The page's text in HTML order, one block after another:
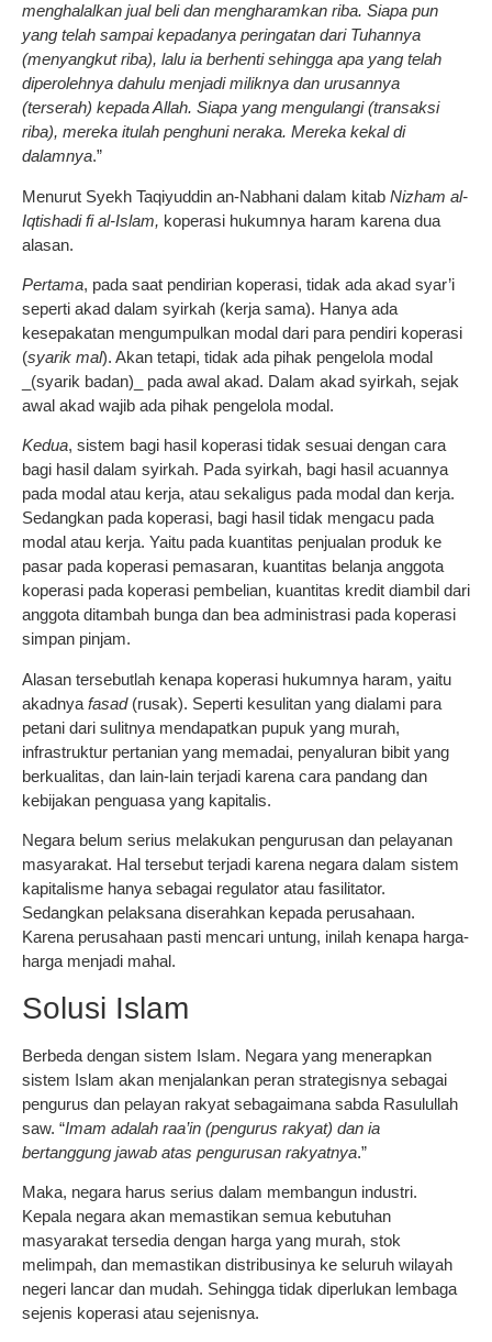
menghalalkan jual beli dan mengharamkan riba. Siapa pun
yang telah sampai kepadanya peringatan dari Tuhannya
(menyangkut riba), lalu ia berhenti sehingga apa yang telah
diperolehnya dahulu menjadi miliknya dan urusannya
(terserah) kepada Allah. Siapa yang mengulangi (transaksi
riba), mereka itulah penghuni neraka. Mereka kekal di
dalamnya.”
Menurut Syekh Taqiyuddin an-Nabhani dalam kitab Nizham al-
Iqtishadi fi al-Islam, koperasi hukumnya haram karena dua
alasan.
Pertama, pada saat pendirian koperasi, tidak ada akad syar’i
seperti akad dalam syirkah (kerja sama). Hanya ada
kesepakatan mengumpulkan modal dari para pendiri koperasi
(syarik mal). Akan tetapi, tidak ada pihak pengelola modal
_(syarik badan)_ pada awal akad. Dalam akad syirkah, sejak
awal akad wajib ada pihak pengelola modal.
Kedua, sistem bagi hasil koperasi tidak sesuai dengan cara
bagi hasil dalam syirkah. Pada syirkah, bagi hasil acuannya
pada modal atau kerja, atau sekaligus pada modal dan kerja.
Sedangkan pada koperasi, bagi hasil tidak mengacu pada
modal atau kerja. Yaitu pada kuantitas penjualan produk ke
pasar pada koperasi pemasaran, kuantitas belanja anggota
koperasi pada koperasi pembelian, kuantitas kredit diambil dari
anggota ditambah bunga dan bea administrasi pada koperasi
simpan pinjam.
Alasan tersebutlah kenapa koperasi hukumnya haram, yaitu
akadnya fasad (rusak). Seperti kesulitan yang dialami para
petani dari sulitnya mendapatkan pupuk yang murah,
infrastruktur pertanian yang memadai, penyaluran bibit yang
berkualitas, dan lain-lain terjadi karena cara pandang dan
kebijakan penguasa yang kapitalis.
Negara belum serius melakukan pengurusan dan pelayanan
masyarakat. Hal tersebut terjadi karena negara dalam sistem
kapitalisme hanya sebagai regulator atau fasilitator.
Sedangkan pelaksana diserahkan kepada perusahaan.
Karena perusahaan pasti mencari untung, inilah kenapa harga-
harga menjadi mahal.
Solusi Islam
Berbeda dengan sistem Islam. Negara yang menerapkan
sistem Islam akan menjalankan peran strategisnya sebagai
pengurus dan pelayan rakyat sebagaimana sabda Rasulullah
saw. “Imam adalah raa’in (pengurus rakyat) dan ia
bertanggung jawab atas pengurusan rakyatnya.”
Maka, negara harus serius dalam membangun industri.
Kepala negara akan memastikan semua kebutuhan
masyarakat tersedia dengan harga yang murah, stok
melimpah, dan memastikan distribusinya ke seluruh wilayah
negeri lancar dan mudah. Sehingga tidak diperlukan lembaga
sejenis koperasi atau sejenisnya.